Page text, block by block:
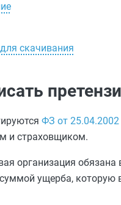
скачивания
ФЗ от
и страховщиком.
организация
ущерба,